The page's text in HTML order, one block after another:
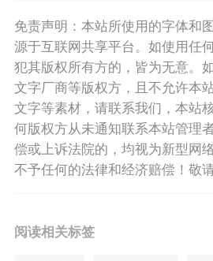
免责声明：本站所使用的字体和
源于互联网共享平台。如使用任
犯其版权所有方的，皆为无意。
文字厂商等版权方，且不允许本
文字等素材，请联系我们，本站
何版权方从未通知联系本站管理
偿或上诉法院的，均视为新型网
不予任何的法律和经济赔偿！敬
阅读相关标签